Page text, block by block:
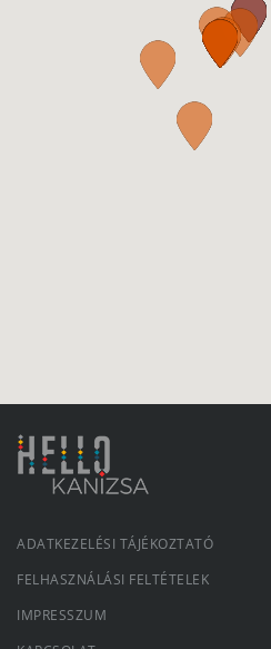
ADATKEZELÉSI TÁJÉKOZTATÓ
FELHASZNÁLÁSI FELTÉTELEK
IMPRESSZUM